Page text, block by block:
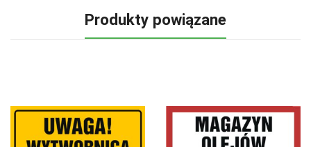
Produkty powiązane